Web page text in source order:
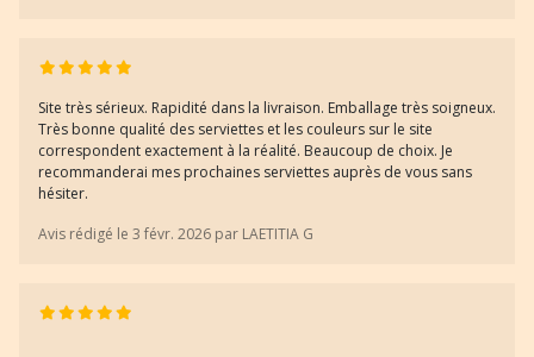
Site très sérieux. Rapidité dans la livraison. Emballage très soigneux.
Très bonne qualité des serviettes et les couleurs sur le site
correspondent exactement à la réalité. Beaucoup de choix. Je
recommanderai mes prochaines serviettes auprès de vous sans
hésiter.
Avis rédigé le 3 févr. 2026 par LAETITIA G